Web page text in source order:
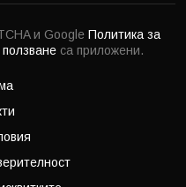
и Google Политика за
са приложени.